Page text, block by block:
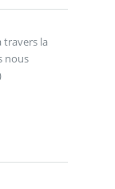
travers la
nous